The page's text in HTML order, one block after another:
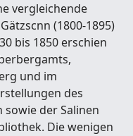
vergleichende
(1800-1895)
bis 1850 erschien
und im
des
sowie der Salinen
Die wenigen